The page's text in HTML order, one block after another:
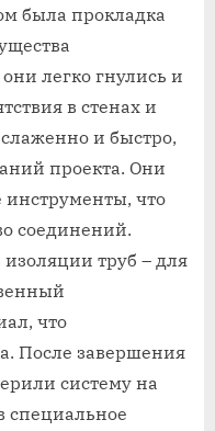
была прокладка
легко гнулись и
в стенах и
и быстро‚
проекта. Они
что
соединений.
труб – для
что
После завершения
систему на
специальное